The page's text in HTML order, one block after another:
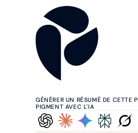
GÉNÉRER UN RÉSUMÉ DE CETTE
PIGMENT AVEC L'IA